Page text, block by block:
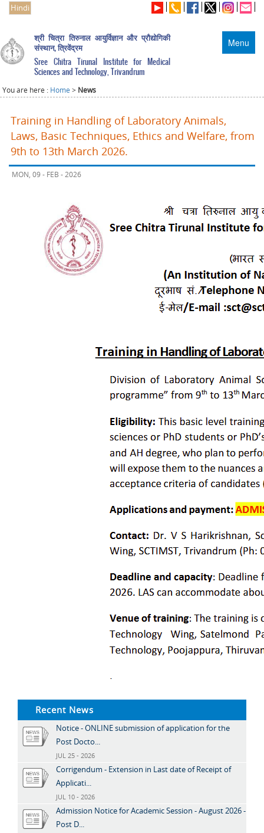
Hindi
Menu
श्री चित्रा तिरुनाल आयुर्विज्ञान और प्रौद्योगिकी
संस्थान, त्रिवेंद्रम
Sree Chitra Tirunal Institute for Medical
Sciences and Technology, Trivandrum
You are here : Home > News
Training in Handling of Laboratory Animals,
Laws, Basic Techniques, Ethics and Welfare, from
9th to 13th March 2026.
MON, 09 - FEB - 2026
Recent News
Notice - ONLINE submission of application for the
Post Docto...
JUL 25 - 2026
Corrigendum - Extension in Last date of Receipt of
Applicati...
JUL 10 - 2026
Admission Notice for Academic Session - August 2026 -
Post D...